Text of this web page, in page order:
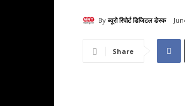
By ब्यूरो रिपोर्ट डिजिटल डेस्क
Share